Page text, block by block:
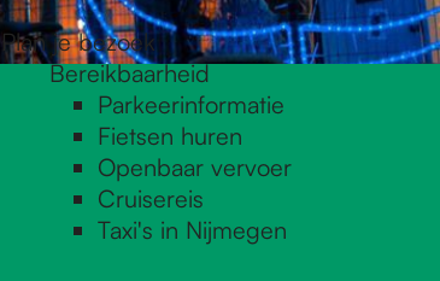
Plan je bezoek
Bereikbaarheid
Parkeerinformatie
Fietsen huren
Openbaar vervoer
Cruisereis
Taxi's in Nijmegen